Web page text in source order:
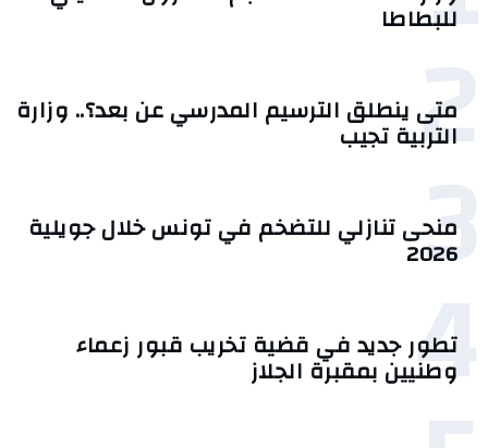
للبطاطا
2
متى ينطلق الترسيم المدرسي عن بعد؟.. وزارة
التربية تجيب
3 منحى تنازلي ‎للتضخم في تونس خلال جويلية
2026‎
4
تطور جديد في قضية تخريب قبور زعماء
وطنيين بمقبرة الجلاز